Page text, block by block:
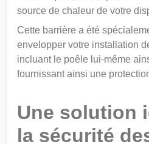
source de chaleur de votre
Cette barrière a été
envelopper votre installation
incluant le poêle lui-même
fournissant ainsi une
Une solution
la sécurité